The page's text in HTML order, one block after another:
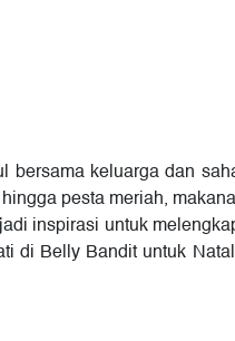
bersama keluarga dan
pesta meriah,
inspirasi untuk
di Belly Bandit untuk